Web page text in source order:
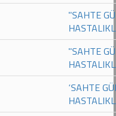
"SAHTE
"SAHTE
‘SAHTE